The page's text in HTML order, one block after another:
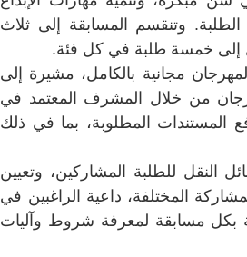
وتنقسم المسابقة إلى ثلاث
إلى خمسة طلبة في كل فئة.
مجانية بالكامل، مشيرة إلى
من خلال المشرف المعتمد في
المستندات المطلوبة، بما في ذلك
للطلبة المشاركين، وتعيين
المختلفة، داعية الراغبين في
بكل مسابقة لمعرفة شروط وآليات